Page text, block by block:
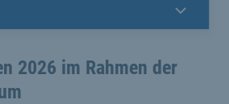
2026 im Rahmen der